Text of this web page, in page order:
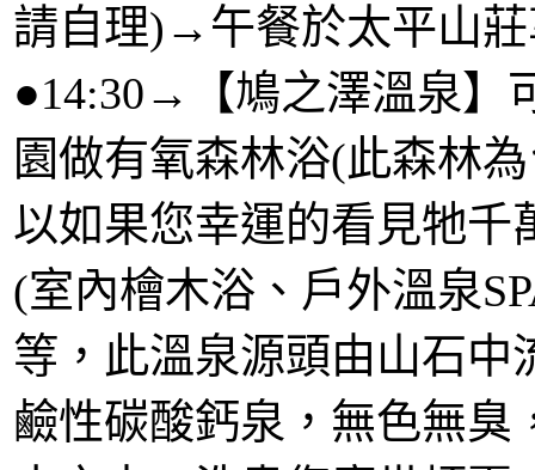
請自理)→午餐於太平山
●14:30→【鳩之澤溫泉】
園做有氧森林浴(此森林
以如果您幸運的看見牠千
(室內檜木浴、戶外溫泉
等，此溫泉源頭由山石中
鹼性碳酸鈣泉，無色無臭